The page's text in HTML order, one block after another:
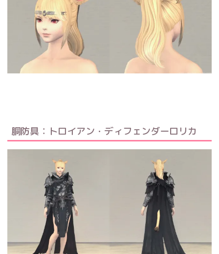
胴防具：トロイアン・ディフェンダーロリカ